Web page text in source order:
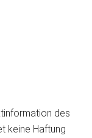
des
keine Haftung